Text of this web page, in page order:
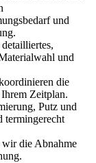
und
und
die
Zeitplan.
Putz und
termingerecht
wir die Abnahme